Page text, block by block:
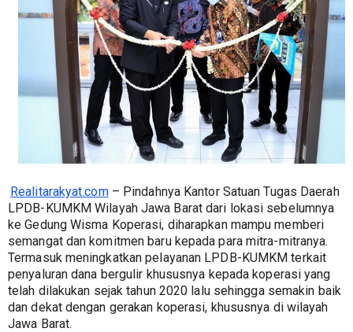
Realitarakyat.com – Pindahnya Kantor Satuan Tugas Daerah
LPDB-KUMKM Wilayah Jawa Barat dari lokasi sebelumnya
ke Gedung Wisma Koperasi, diharapkan mampu memberi
semangat dan komitmen baru kepada para mitra-mitranya.
Termasuk meningkatkan pelayanan LPDB-KUMKM terkait
penyaluran dana bergulir khususnya kepada koperasi yang
telah dilakukan sejak tahun 2020 lalu sehingga semakin baik
dan dekat dengan gerakan koperasi, khususnya di wilayah
Jawa Barat.